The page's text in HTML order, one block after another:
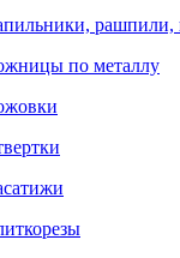
рашпили,
по металлу